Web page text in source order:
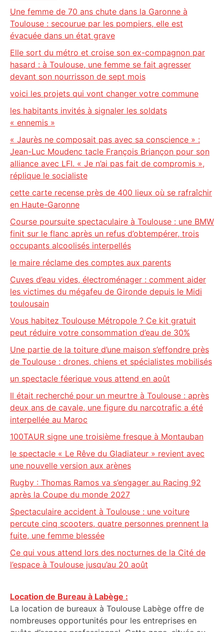
Une femme de 70 ans chute dans la Garonne à
Toulouse : secourue par les pompiers, elle est
évacuée dans un état grave
Elle sort du métro et croise son ex-compagnon par
hasard : à Toulouse, une femme se fait agresser
devant son nourrisson de sept mois
voici les projets qui vont changer votre commune
les habitants invités à signaler les soldats
« ennemis »
« Jaurès ne composait pas avec sa conscience » :
Jean-Luc Moudenc tacle François Briançon pour son
alliance avec LFI. « Je n’ai pas fait de compromis »,
réplique le socialiste
cette carte recense près de 400 lieux où se rafraîchir
en Haute-Garonne
Course poursuite spectaculaire à Toulouse : une BMW
finit sur le flanc après un refus d’obtempérer, trois
occupants alcoolisés interpellés
le maire réclame des comptes aux parents
Cuves d’eau vides, électroménager : comment aider
les victimes du mégafeu de Gironde depuis le Midi
toulousain
Vous habitez Toulouse Métropole ? Ce kit gratuit
peut réduire votre consommation d’eau de 30%
Une partie de la toiture d’une maison s’effondre près
de Toulouse : drones, chiens et spécialistes mobilisés
un spectacle féerique vous attend en août
Il était recherché pour un meurtre à Toulouse : après
deux ans de cavale, une figure du narcotrafic a été
interpellée au Maroc
100TAUR signe une troisième fresque à Montauban
le spectacle « Le Rêve du Gladiateur » revient avec
une nouvelle version aux arènes
Rugby : Thomas Ramos va s’engager au Racing 92
après la Coupe du monde 2027
Spectaculaire accident à Toulouse : une voiture
percute cinq scooters, quatre personnes prennent la
fuite, une femme blessée
Ce qui vous attend lors des nocturnes de la Cité de
l’espace à Toulouse jusqu’au 20 août
Location de Bureau à Labège :
La location de bureaux à Toulouse Labège offre de
nombreuses opportunités pour les entreprises en